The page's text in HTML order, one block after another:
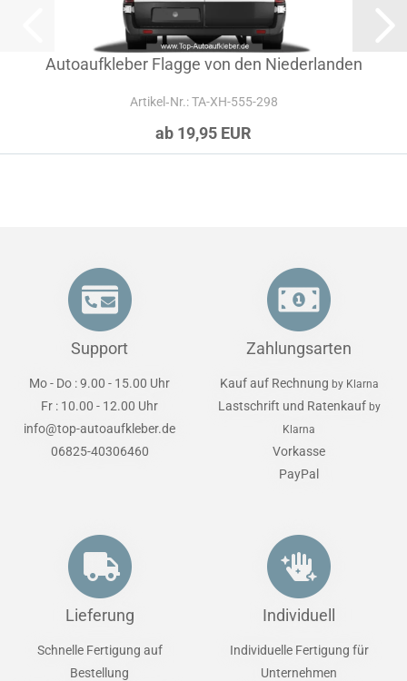
Autoaufkleber Flagge von den Niederlanden
Artikel‑Nr.: TA-XH-555-298
ab 19,95 EUR
Support
Mo - Do : 9.00 - 15.00 Uhr
Fr : 10.00 - 12.00 Uhr
info@top-autoaufkleber.de
06825-40306460
Zahlungsarten
Kauf auf Rechnung by Klarna
Lastschrift und Ratenkauf by
Klarna
Vorkasse
PayPal
Lieferung
Schnelle Fertigung auf
Bestellung
Individuell
Individuelle Fertigung für
Unternehmen